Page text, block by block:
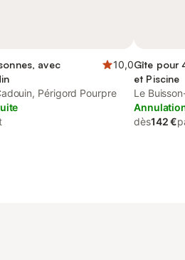
avec
10,0
Périgord Pourpre
Gîte pour
et Piscine
Le
dès142 €